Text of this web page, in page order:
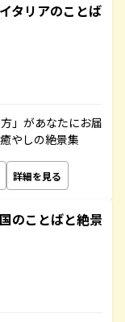
タリアのことば
」があなたにお届
やしの絶景集
詳細を見る
のことばと絶景